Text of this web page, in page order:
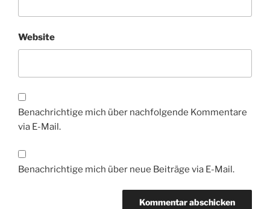
Website
Benachrichtige mich über nachfolgende Kommentare
via E-Mail.
Benachrichtige mich über neue Beiträge via E-Mail.